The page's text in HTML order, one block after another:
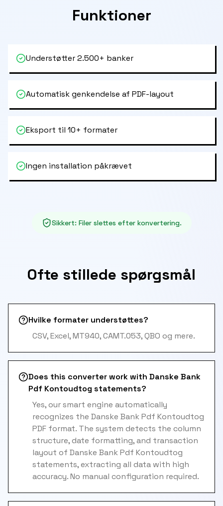
Funktioner
Understøtter 2.500+ banker
Automatisk genkendelse af PDF-layout
Eksport til 10+ formater
Ingen installation påkrævet
Sikkert: Filer slettes efter konvertering.
Ofte stillede spørgsmål
Hvilke formater understøttes?
CSV, Excel, MT940, CAMT.053, QBO og mere.
Does this converter work with Danske Bank
Pdf Kontoudtog statements?
Yes, our smart engine automatically
recognizes the Danske Bank Pdf Kontoudtog
PDF format. The system detects the column
structure, date formatting, and transaction
layout of Danske Bank Pdf Kontoudtog
statements, extracting all data with high
accuracy. No manual configuration required.